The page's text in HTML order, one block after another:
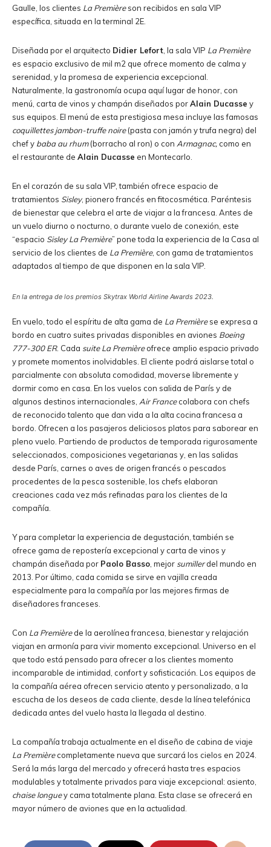
Gaulle, los clientes La Premièreson recibidos en sala VIP
específica, situada en la terminal 2E.
Diseñada por el arquitecto Didier Lefort , la sala VIP La Première
es espacio exclusivo de mil m2 que ofrece momento de calma y
serenidad, y la promesa de experiencia excepcional.
Naturalmente, la gastronomía ocupa aquí lugar de honor, con
menú, carta de vinos y champán diseñados porAlain Ducasse y
sus equipos. El menú de esta prestigiosa mesa incluye las famosas
coquillettes jambon-truffe noire(pasta con jamón y trufa negra) del
chef y baba au rhum(borracho al ron) o con Armagnac, como en
el restaurante de Alain Ducasse en Montecarlo.
En el corazón de su sala VIP, también ofrece espacio de
tratamientos Sisley, pionero francés en fitocosmética. Paréntesis
de bienestar que celebra el arte de viajar a la francesa. Antes de
un vuelo diurno o nocturno, o durante vuelo de conexión, este
“espacio Sisley La Première” pone toda la experiencia de la Casa al
servicio de los clientes de La Première, con gama de tratamientos
adaptados al tiempo de que disponen en la sala VIP.
En la entrega de los premios Skytrax World Airline Awards 2023.
En vuelo, todo el espíritu de alta gama de La Premièrese expresa a
bordo en cuatro suites privadas disponibles en aviones Boeing
777-300 ER. Cada suite La Premièreofrece amplio espacio privado
y promete momentos inolvidables. El cliente podrá aislarse total o
parcialmente con absoluta comodidad, moverse libremente y
dormir como en casa. En los vuelos con salida de París y de
algunos destinos internacionales, Air Francecolabora con chefs
de reconocido talento que dan vida a la alta cocina francesa a
bordo. Ofrecen a los pasajeros deliciosos platos para saborear en
pleno vuelo. Partiendo de productos de temporada rigurosamente
seleccionados, composiciones vegetarianas y, en las salidas
desde París, carnes o aves de origen francés o pescados
procedentes de la pesca sostenible, los chefs elaboran
creaciones cada vez más refinadas para los clientes de la
compañía.
Y para completar la experiencia de degustación, también se
ofrece gama de repostería excepcional y carta de vinos y
champán diseñada por Paolo Basso , mejor sumillerdel mundo en
2013. Por último, cada comida se sirve en vajilla creada
especialmente para la compañía por las mejores firmas de
diseñadores franceses.
Con La Premièrede la aerolínea francesa, bienestar y relajación
viajan en armonía para vivir momento excepcional. Universo en el
que todo está pensado para ofrecer a los clientes momento
incomparable de intimidad, confort y sofisticación. Los equipos de
la compañía aérea ofrecen servicio atento y personalizado, a la
escucha de los deseos de cada cliente, desde la línea telefónica
dedicada antes del vuelo hasta la llegada al destino.
La compañía trabaja actualmente en el diseño de cabina de viaje
La Premièrecompletamente nueva que surcará los cielos en 2024.
Será la más larga del mercado y ofrecerá hasta tres espacios
modulables y totalmente privados para viaje excepcional: asiento,
chaise longuey cama totalmente plana. Esta clase se ofrecerá en
mayor número de aviones que en la actualidad.